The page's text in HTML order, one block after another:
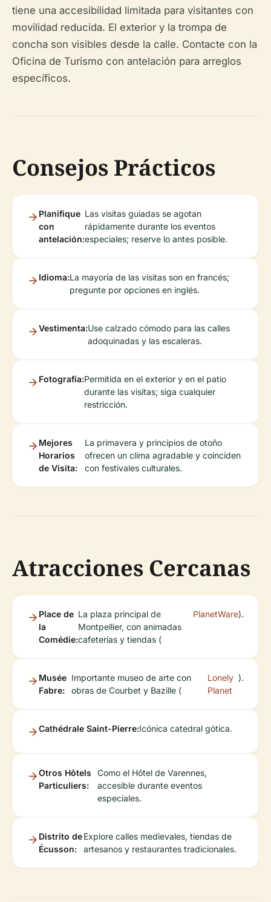
tiene una accesibilidad limitada para visitantes con
movilidad reducida. El exterior y la trompa de
concha son visibles desde la calle. Contacte con la
Oficina de Turismo con antelación para arreglos
específicos.
Consejos Prácticos
Planifique
con
antelación:
Las visitas guiadas se agotan
rápidamente durante los eventos
especiales; reserve lo antes posible.
Idioma:La mayoría de las visitas son en francés;
pregunte por opciones en inglés.
Vestimenta:Use calzado cómodo para las calles
adoquinadas y las escaleras.
Fotografía:Permitida en el exterior y en el patio
durante las visitas; siga cualquier
restricción.
Mejores
Horarios
de Visita:
La primavera y principios de otoño
ofrecen un clima agradable y coinciden
con festivales culturales.
Atracciones Cercanas
Place de
la
Comédie:
La plaza principal de
Montpellier, con animadas
cafeterías y tiendas (
PlanetWare).
Musée
Fabre:
Importante museo de arte con
obras de Courbet y Bazille (
Lonely
Planet
).
Cathédrale Saint-Pierre:Icónica catedral gótica.
Otros Hôtels
Particuliers:
Como el Hôtel de Varennes,
accesible durante eventos
especiales.
Distrito de
Écusson:
Explore calles medievales, tiendas de
artesanos y restaurantes tradicionales.